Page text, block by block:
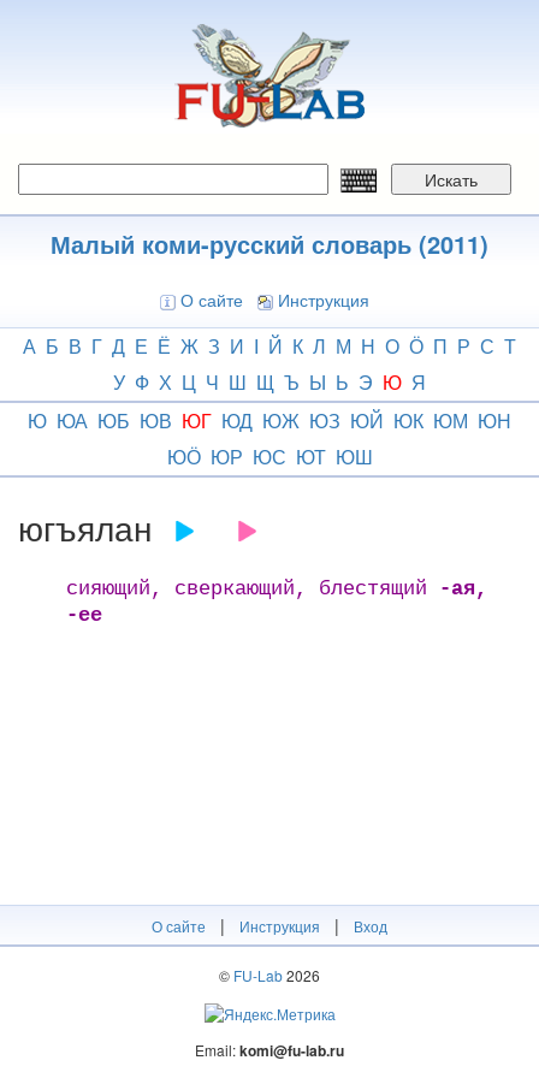
Искать
Малый коми-русский словарь (2011)
О сайте Инструкция
А Б В Г Д Е Ё Ж З И І Й К Л М Н О Ӧ П Р С Т
У Ф Х Ц Ч Ш Щ Ъ Ы Ь Э Ю Я
Ю ЮА ЮБ ЮВ ЮГ ЮД ЮЖ ЮЗ ЮЙ ЮК ЮМ ЮН
ЮӦ ЮР ЮС ЮТ ЮШ
югъялан
сияющий, сверкающий, блестящий
-ая,
-ее
О сайте | Инструкция | Вход
© FU-Lab2026
Email:komi@fu-lab.ru